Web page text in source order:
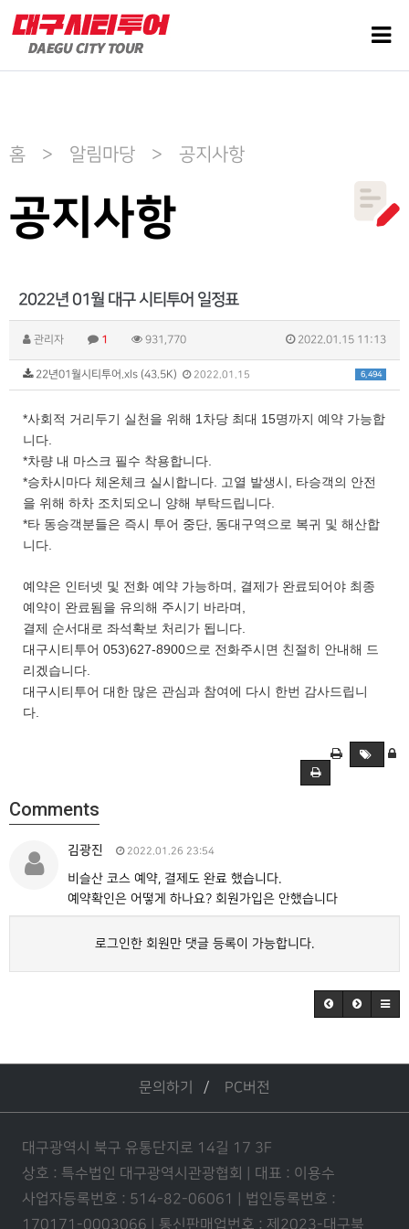
홈 > 알림마당 > 공지사항
공지사항
2022년 01월 대구 시티투어 일정표
관리자 1 931,770 2022.01.15 11:13
6,494
22년01월시티투어.xls (43.5K) 2022.01.15
*사회적 거리두기 실천을 위해 1차당 최대 15명까지 예약 가능합
니다.
*차량 내 마스크 필수 착용합니다.
*승차시마다 체온체크 실시합니다. 고열 발생시, 타승객의 안전
을 위해 하차 조치되오니 양해 부탁드립니다.
*타 동승객분들은 즉시 투어 중단, 동대구역으로 복귀 및 해산합
니다.
예약은 인터넷 및 전화 예약 가능하며, 결제가 완료되어야 최종
예약이 완료됨을 유의해 주시기 바라며,
결제 순서대로 좌석확보 처리가 됩니다.
대구시티투어 053)627-8900으로 전화주시면 친절히 안내해 드
리겠습니다.
대구시티투어 대한 많은 관심과 참여에 다시 한번 감사드립니
다.
Comments
김광진 2022.01.26 23:54
비슬산 코스 예약, 결제도 완료 했습니다.
예약확인은 어떻게 하나요? 회원가입은 안했습니다
로그인한 회원만 댓글 등록이 가능합니다.
문의하기 PC버전
대구광역시 북구 유통단지로 14길 17 3F
상호 : 특수법인 대구광역시관광협회 | 대표 : 이용수
사업자등록번호 : 514-82-06061 | 법인등록번호 :
170171-0003066 | 통신판매업번호 : 제2023-대구북